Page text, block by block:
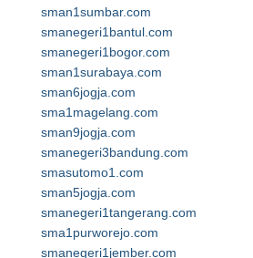
sman1sumbar.com
smanegeri1bantul.com
smanegeri1bogor.com
sman1surabaya.com
sman6jogja.com
sma1magelang.com
sman9jogja.com
smanegeri3bandung.com
smasutomo1.com
sman5jogja.com
smanegeri1tangerang.com
sma1purworejo.com
smanegeri1jember.com